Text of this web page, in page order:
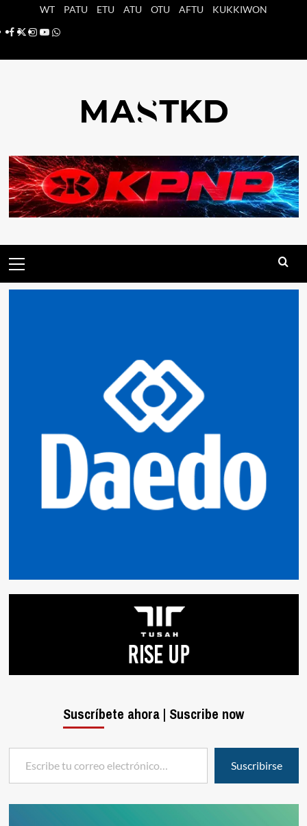
WT PATU ETU ATU OTU AFTU
KUKKIWON
Facebook
X Instagram
YouTube
Whatsapp
principal
Suscríbete ahora | Suscribe now
Escribe tu correo electrónico…
Suscribirse